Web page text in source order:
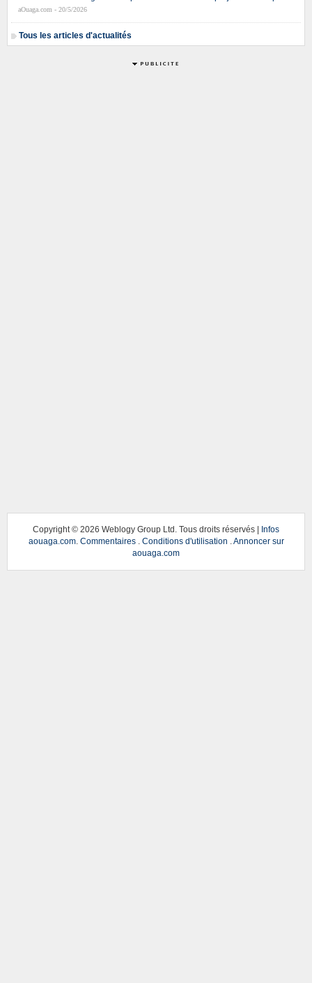
aOuaga.com - 20/5/2026
Tous les articles d'actualités
Copyright © 2026 Weblogy Group Ltd. Tous droits réservés |
Infos
aouaga.com. Commentaires. Conditions d'utilisation .Annoncer sur
aouaga.com